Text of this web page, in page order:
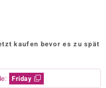
kaufen bevor es zu spät
Friday